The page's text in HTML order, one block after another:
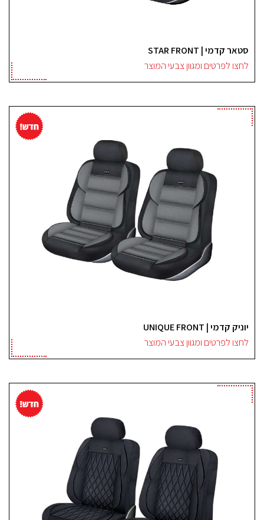
סטאר קדמי | STAR FRONT
לחצו לפרטים ומגוון צבעי המוצר
יוניק קדמי | UNIQUE FRONT
לחצו לפרטים ומגוון צבעי המוצר